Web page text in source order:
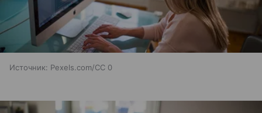
Источник: Pexels.com/CC 0